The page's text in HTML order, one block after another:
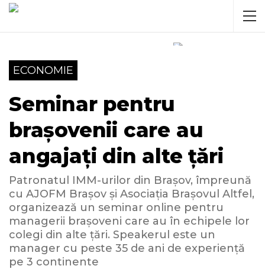
ECONOMIE
Seminar pentru
brașovenii care au
angajați din alte țări
Patronatul IMM-urilor din Brașov, împreună
cu AJOFM Brașov și Asociația Brașovul Altfel,
organizează un seminar online pentru
managerii brașoveni care au în echipele lor
colegi din alte țări. Speakerul este un
manager cu peste 35 de ani de experiență
pe 3 continente